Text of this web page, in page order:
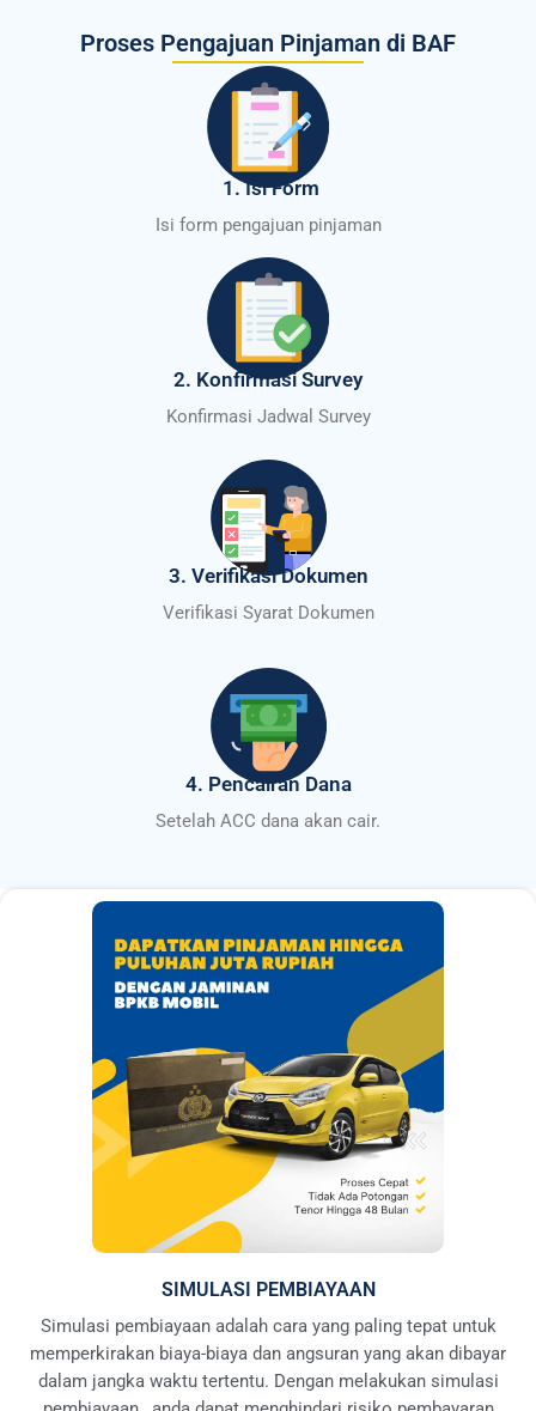
Proses Pengajuan Pinjaman di BAF
1. Isi Form
Isi form pengajuan pinjaman
2. Konfirmasi Survey
Konfirmasi Jadwal Survey
3. Verifikasi Dokumen
Verifikasi Syarat Dokumen
4. Pencairan Dana
Setelah ACC dana akan cair.
SIMULASI PEMBIAYAAN
Simulasi pembiayaan adalah cara yang paling tepat untuk
memperkirakan biaya-biaya dan angsuran yang akan dibayar
dalam jangka waktu tertentu. Dengan melakukan simulasi